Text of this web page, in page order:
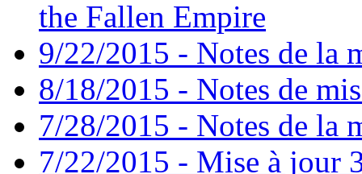
the Fallen Empire
9/22/2015 - Notes de la
8/18/2015 - Notes de
7/28/2015 - Notes de la
7/22/2015 - Mise à jour